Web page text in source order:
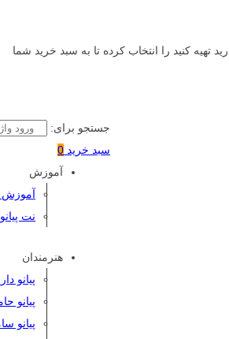
تهیه کنید را انتخاب کرده تا به سبد خرید شما
جستجو برای:
سبد خرید 0
آموزش
آموزش
نت پیانو
هنرمندان
پیانو
پیانو
پیانو